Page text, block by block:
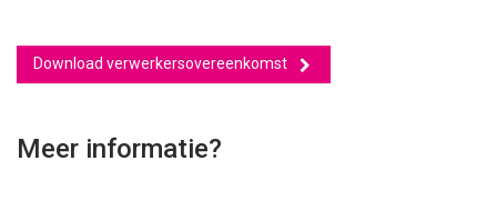
Download verwerkersovereenkomst
Meer informatie?